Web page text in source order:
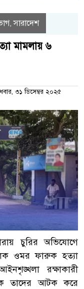
,সারাদেশ
মামলায় ৬
৩১ ডিসেম্বর ২০২৫
চুরির অভিযোগে
ওমর ফারুক হত্যা
রক্ষাকারী
তাদের আটক করে